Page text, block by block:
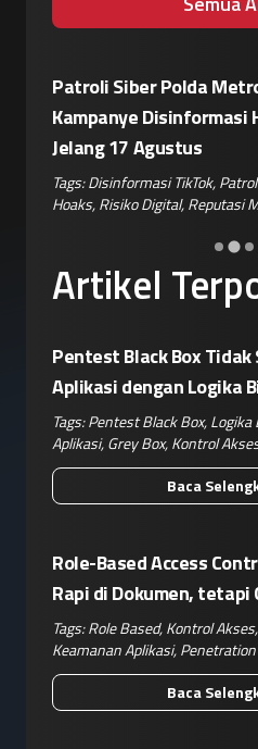
Artikel
Pentest Black Box
Aplikasi dengan Logika
Kompleks
Tags:Pentest Black Box,Logika
Aplikasi,Grey Box,Kontrol
Baca
Role-Based Access
Rapi di Dokumen,
Operasional Nyata
Tags:Role Based,Kontrol Akses,
Keamanan Aplikasi,
Baca
Patroli Siber Polda
Kampanye Disinformasi
Jelang 17 Agustus
Tags:Disinformasi TikTok,
Hoaks,Risiko Digital,Reputasi